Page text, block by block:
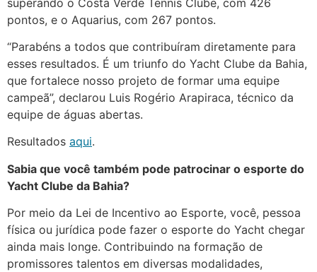
pontos, e o Aquarius, com 267 pontos.
“Parabéns a todos que contribuíram diretamente para
esses resultados. É um triunfo do Yacht Clube da Bahia,
que fortalece nosso projeto de formar uma equipe
campeã”, declarou Luis Rogério Arapiraca, técnico da
equipe de águas abertas.
Resultados aqui.
Sabia que você também pode patrocinar o esporte do
Yacht Clube da Bahia?
Por meio da Lei de Incentivo ao Esporte, você, pessoa
física ou jurídica pode fazer o esporte do Yacht chegar
ainda mais longe. Contribuindo na formação de
promissores talentos em diversas modalidades,